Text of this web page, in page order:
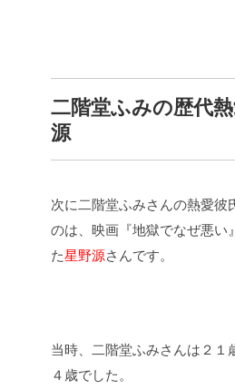
二階堂ふみの歴代熱
源
次に二階堂ふみさんの熱愛彼
のは、映画『地獄でなぜ悪い
た星野源さんです。
当時、二階堂ふみさんは２１
４歳でした。